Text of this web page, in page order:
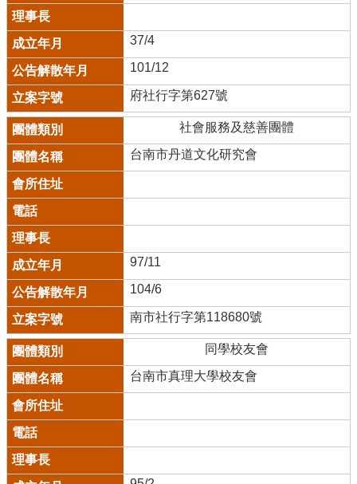
37/4
101/12
府社行字第627號
社會服務及慈善團體
台南市丹道文化研究會
97/11
104/6
南市社行字第118680號
同學校友會
台南市真理大學校友會